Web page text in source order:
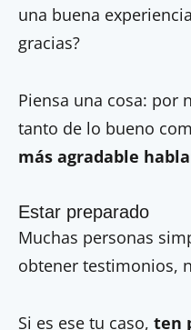
una buena
gracias?
Piensa una cosa: por
tanto de lo bueno
más agradable
Estar preparado
Muchas personas
obtener testimonios,
Si es ese tu caso, ten